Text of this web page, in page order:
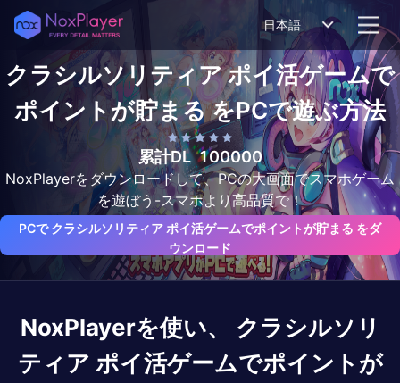
日本語
クラシルソリティア ポイ活ゲームで
ポイントが貯まるをPCで遊ぶ方法
累計DL 100000
NoxPlayerをダウンロードして、PCの大画面でスマホゲーム
を遊ぼう-スマホより高品質で！
PCで クラシルソリティア ポイ活ゲームでポイントが貯まる をダ
ウンロード
NoxPlayerを使い、
クラシルソリ
ティア ポイ活ゲームでポイントが